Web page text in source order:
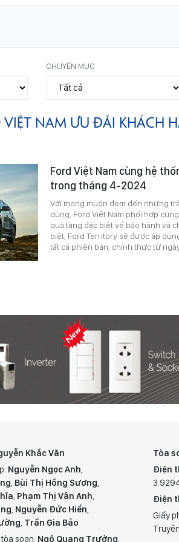
CHUYÊN MỤC
VIỆT NAM ƯU ĐÃI KHÁCH
Ford Việt Nam cùng hệ
trong tháng 4-2024
Với mong muốn đem đến những
dùng, Ford Việt Nam phối hợp
quà tặng đặc biệt về bảo hành và
biệt, Ford Territory sẽ được áp
tất cả phiên bản, chính thức từ
Khắc Văn
Nguyễn Ngọc Anh,
, Bùi Thị Hồng Sương,
, Phạm Thị Vân Anh,
, Nguyễn Đức Hiển,
, Trần Gia Bảo
soạn: Ngô Quang Trưởng,
Tòa
Điện
Điện
Giấy